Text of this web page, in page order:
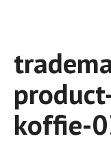
koffie-